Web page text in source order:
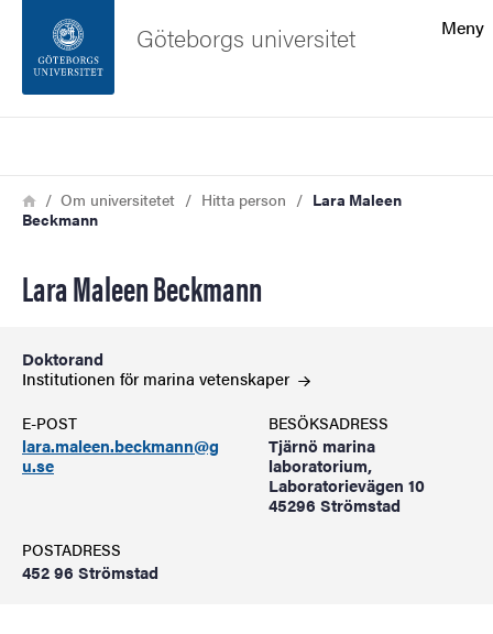
Sidfoten
Om webbplatsen
Meny
Göteborgs universitet
Länkstig
HemOm universitetet Hitta person
Lara Maleen
Beckmann
Lara Maleen Beckmann
Doktorand
Institutionen för marina vetenskaper
E-POST
lara.maleen.beckmann@g
u.se
BESÖKSADRESS
Tjärnö marina
laboratorium,
Laboratorievägen 10
45296 Strömstad
POSTADRESS
452 96 Strömstad